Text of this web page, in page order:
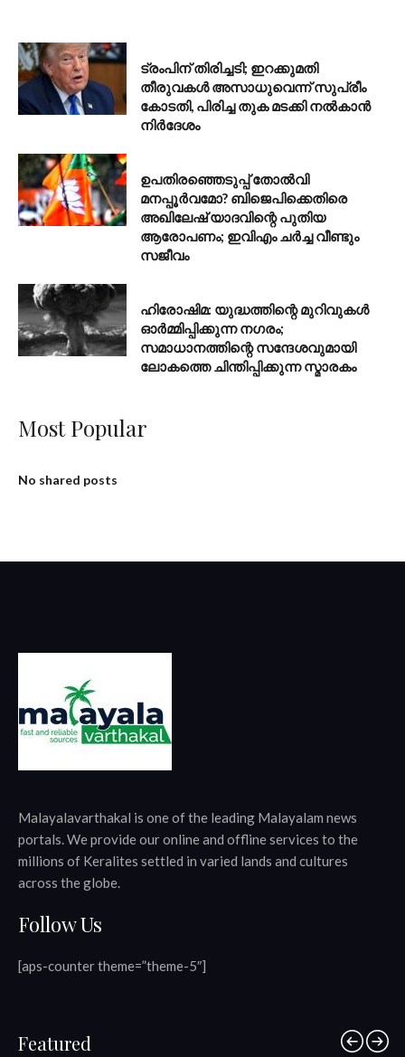
ട്രംപിന് തിരിച്ചടി; ഇറക്കുമതി
തീരുവകൾ അസാധുവെന്ന് സുപ്രീം
കോടതി, പിരിച്ച തുക മടക്കി നൽകാൻ
നിർദേശം
ഉപതിരഞ്ഞെടുപ്പ് തോൽവി
മനപ്പൂർവമോ? ബിജെപിക്കെതിരെ
അഖിലേഷ് യാദവിന്റെ പുതിയ
ആരോപണം; ഇവിഎം ചർച്ച വീണ്ടും
സജീവം
ഹിരോഷിമ: യുദ്ധത്തിന്റെ മുറിവുകൾ
ഓർമ്മിപ്പിക്കുന്ന നഗരം;
സമാധാനത്തിന്റെ സന്ദേശവുമായി
ലോകത്തെ ചിന്തിപ്പിക്കുന്ന സ്മാരകം
Most Popular
No shared posts
Malayalavarthakal is one of the leading Malayalam news
portals. We provide our online and offline services to the
millions of Keralites settled in varied lands and cultures
across the globe.
Follow Us
[aps-counter theme=”theme-5″]
Featured